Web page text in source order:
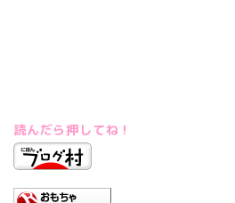
読んだら押してね！